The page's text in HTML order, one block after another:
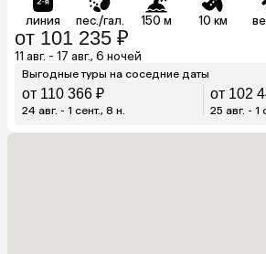
линия пес./гал. 150 м 10 км
от 101 235 ₽
11 авг. - 17 авг., 6 ночей
Выгодные туры на соседние даты
от 110 366 ₽
24 авг. - 1 сент., 8 н.
от 102
25 авг. - 1